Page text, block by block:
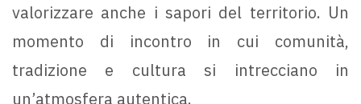
valorizzare anche i sapori del territorio. Un
momento di incontro in cui comunità,
tradizione e cultura si intrecciano in
un’atmosfera autentica.